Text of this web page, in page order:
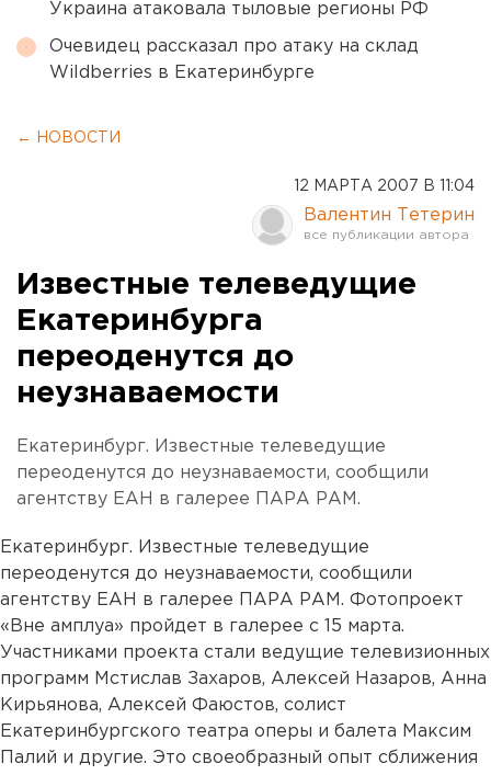
Украина атаковала тыловые регионы РФ
Очевидец рассказал про атаку на склад
Wildberries в Екатеринбурге
← НОВОСТИ
12 МАРТА 2007 В 11:04
Валентин Тетерин
Известные телеведущие
Екатеринбурга
переоденутся до
неузнаваемости
Екатеринбург. Известные телеведущие
переоденутся до неузнаваемости, сообщили
агентству ЕАН в галерее ПАРА РАМ.
Екатеринбург. Известные телеведущие
переоденутся до неузнаваемости, сообщили
агентству ЕАН в галерее ПАРА РАМ. Фотопроект
«Вне амплуа» пройдет в галерее с 15 марта.
Участниками проекта стали ведущие телевизионных
программ Мстислав Захаров, Алексей Назаров, Анна
Кирьянова, Алексей Фаюстов, солист
Екатеринбургского театра оперы и балета Максим
Палий и другие. Это своеобразный опыт сближения